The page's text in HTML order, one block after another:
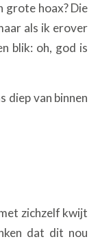
grote hoax? Die
als ik erover
blik: oh, god is
diep van binnen
zichzelf kwijt
dat dit nou